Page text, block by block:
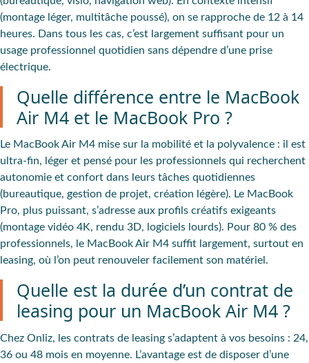
(montage léger, multitâche poussé), on se rapproche de 12 à 14
heures. Dans tous les cas, c’est largement suffisant pour un
usage professionnel quotidien sans dépendre d’une prise
électrique.
Quelle différence entre le MacBook
Air M4 et le MacBook Pro ?
Le MacBook Air M4 mise sur la mobilité et la polyvalence : il est
ultra-fin, léger et pensé pour les professionnels qui recherchent
autonomie et confort dans leurs tâches quotidiennes
(bureautique, gestion de projet, création légère). Le MacBook
Pro, plus puissant, s’adresse aux profils créatifs exigeants
(montage vidéo 4K, rendu 3D, logiciels lourds). Pour 80 % des
professionnels, le MacBook Air M4 suffit largement, surtout en
leasing, où l’on peut renouveler facilement son matériel.
Quelle est la durée d’un contrat de
leasing pour un MacBook Air M4 ?
Chez Onliz, les contrats de leasing s’adaptent à vos besoins : 24,
36 ou 48 mois en moyenne. L’avantage est de disposer d’une